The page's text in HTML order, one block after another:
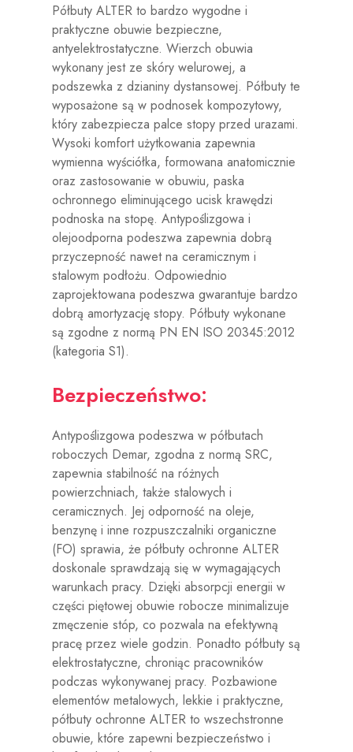
Półbuty ALTER to bardzo wygodne i
praktyczne obuwie bezpieczne,
antyelektrostatyczne. Wierzch obuwia
wykonany jest ze skóry welurowej, a
podszewka z dzianiny dystansowej. Półbuty te
wyposażone są w podnosek kompozytowy,
który zabezpiecza palce stopy przed urazami.
Wysoki komfort użytkowania zapewnia
wymienna wyściółka, formowana anatomicznie
oraz zastosowanie w obuwiu, paska
ochronnego eliminującego ucisk krawędzi
podnoska na stopę. Antypoślizgowa i
olejoodporna podeszwa zapewnia dobrą
przyczepność nawet na ceramicznym i
stalowym podłożu. Odpowiednio
zaprojektowana podeszwa gwarantuje bardzo
dobrą amortyzację stopy. Półbuty wykonane
są zgodne z normą PN EN ISO 20345:2012
(kategoria S1).
Bezpieczeństwo:
Antypoślizgowa podeszwa w półbutach
roboczych Demar, zgodna z normą SRC,
zapewnia stabilność na różnych
powierzchniach, także stalowych i
ceramicznych. Jej odporność na oleje,
benzynę i inne rozpuszczalniki organiczne
(FO) sprawia, że półbuty ochronne ALTER
doskonale sprawdzają się w wymagających
warunkach pracy. Dzięki absorpcji energii w
części piętowej obuwie robocze minimalizuje
zmęczenie stóp, co pozwala na efektywną
pracę przez wiele godzin. Ponadto półbuty są
elektrostatyczne, chroniąc pracowników
podczas wykonywanej pracy. Pozbawione
elementów metalowych, lekkie i praktyczne,
półbuty ochronne ALTER to wszechstronne
obuwie, które zapewni bezpieczeństwo i